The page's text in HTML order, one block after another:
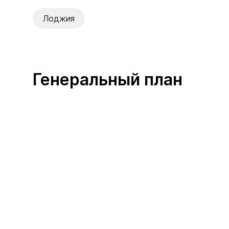
Лоджия
Генеральный план